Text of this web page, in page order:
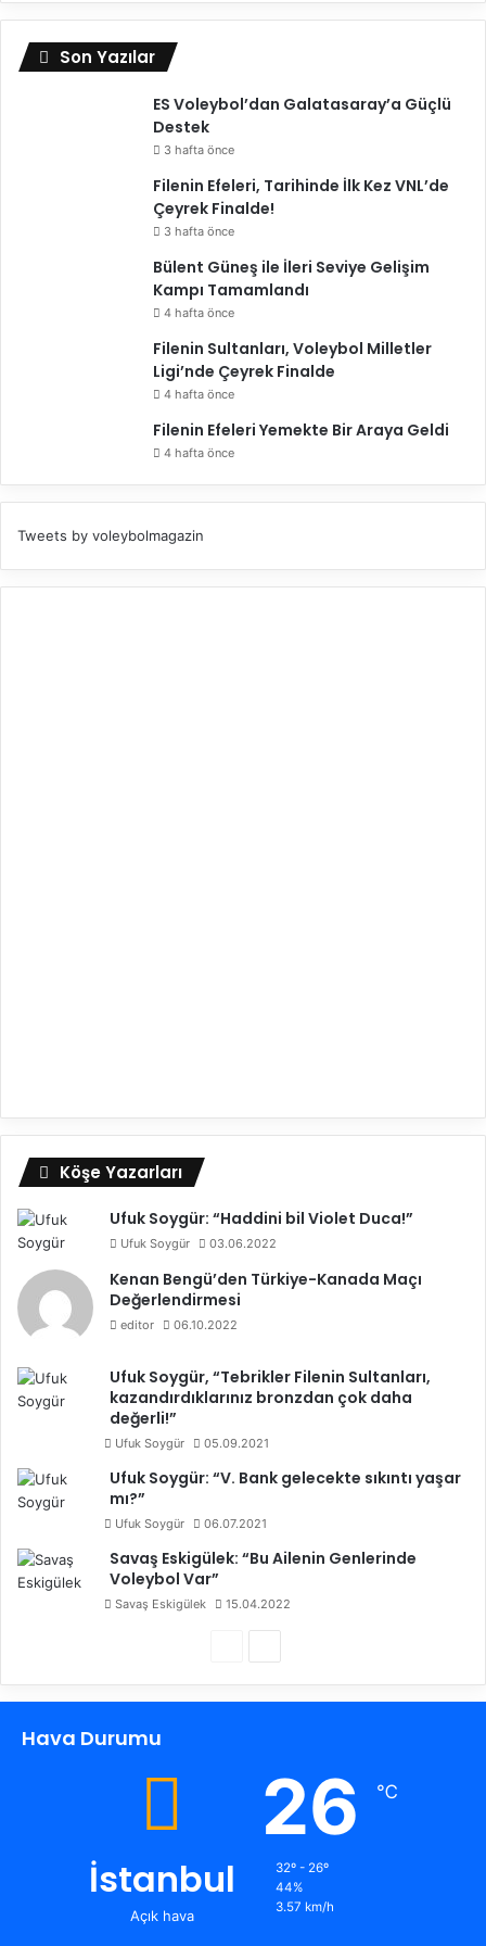
Son Yazılar
ES Voleybol’dan Galatasaray’a Güçlü
Destek
3 hafta önce
Filenin Efeleri, Tarihinde İlk Kez VNL’de
Çeyrek Finalde!
3 hafta önce
Bülent Güneş ile İleri Seviye Gelişim
Kampı Tamamlandı
4 hafta önce
Filenin Sultanları, Voleybol Milletler
Ligi’nde Çeyrek Finalde
4 hafta önce
Filenin Efeleri Yemekte Bir Araya Geldi
4 hafta önce
Tweets by voleybolmagazin
Köşe Yazarları
Ufuk Soygür: “Haddini bil Violet Duca!”
Ufuk Soygür 03.06.2022
Kenan Bengü’den Türkiye-Kanada Maçı
Değerlendirmesi
editor 06.10.2022
Ufuk Soygür, “Tebrikler Filenin Sultanları,
kazandırdıklarınız bronzdan çok daha
değerli!”
Ufuk Soygür 05.09.2021
Ufuk Soygür: “V. Bank gelecekte sıkıntı yaşar
mı?”
Ufuk Soygür 06.07.2021
Savaş Eskigülek: “Bu Ailenin Genlerinde
Voleybol Var”
Savaş Eskigülek 15.04.2022
c
y
n
k
i
Hava Durumu
İstanbul
Açık hava
26 ℃
32º - 26º
44%
3.57 km/h